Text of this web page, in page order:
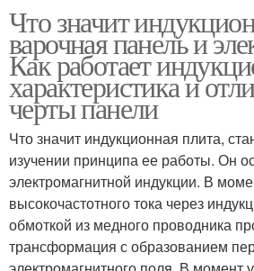
Что значит
варочная панель и
Как работает
характеристика и
черты панели
Что значит индукционная плита,
изучении принципа ее работы. Он
электромагнитной индукции. В
высокочастотного тока через
обмоткой из медного проводника
трансформация с образованием